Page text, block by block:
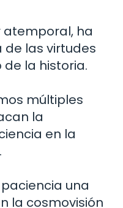
atemporal, ha
las virtudes
la historia.
múltiples
la
en la
una
la cosmovisión